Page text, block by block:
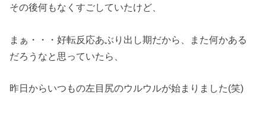
その後何もなくすごしていたけど、
まぁ・・・好転反応あぶり出し期だから、また何かある
だろうなと思っていたら、
昨日からいつもの左目尻のウルウルが始まりました(笑)